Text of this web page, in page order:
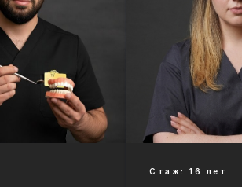
Стаж: 16 лет